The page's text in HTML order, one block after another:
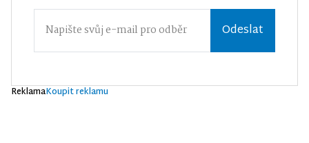
Odeslat
ReklamaKoupit reklamu